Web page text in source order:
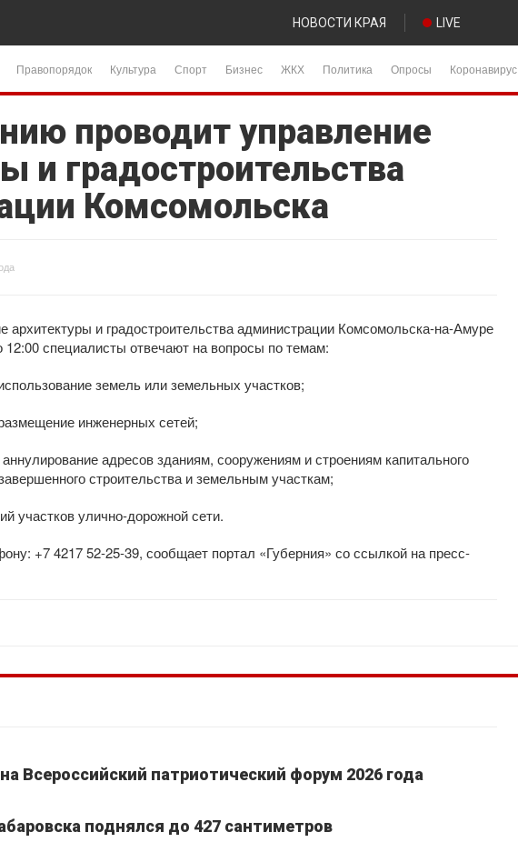
НОВОСТИ КРАЯ LIVE
Правопорядок Культура Спорт Бизнес ЖКХ Политика Опросы Коронавирус
проводит управление
и градостроительства
Комсомольска
архитектуры и градостроительства администрации Комсомольска-на-Амуре
12:00 специалисты отвечают на вопросы по темам:
земель или земельных участков;
инженерных сетей;
адресов зданиям, сооружениям и строениям капитального
строительства и земельным участкам;
участков улично-дорожной сети.
+7 4217 52-25-39, сообщает портал «Губерния» со ссылкой на пресс-
Всероссийский патриотический форум 2026 года
поднялся до 427 сантиметров